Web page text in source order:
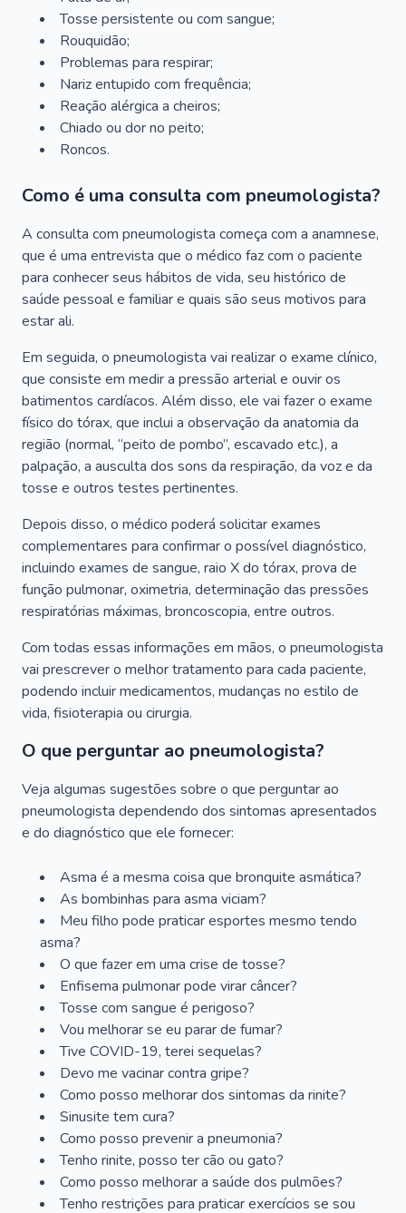
Tosse persistente ou com sangue;
Rouquidão;
Problemas para respirar;
Nariz entupido com frequência;
Reação alérgica a cheiros;
Chiado ou dor no peito;
Roncos.
Como é uma consulta com pneumologista?
A consulta com pneumologista começa com a anamnese,
que é uma entrevista que o médico faz com o paciente
para conhecer seus hábitos de vida, seu histórico de
saúde pessoal e familiar e quais são seus motivos para
estar ali.
Em seguida, o pneumologista vai realizar o exame clínico,
que consiste em medir a pressão arterial e ouvir os
batimentos cardíacos. Além disso, ele vai fazer o exame
físico do tórax, que inclui a observação da anatomia da
região (normal, “peito de pombo”, escavado etc.), a
palpação, a ausculta dos sons da respiração, da voz e da
tosse e outros testes pertinentes.
Depois disso, o médico poderá solicitar exames
complementares para confirmar o possível diagnóstico,
incluindo exames de sangue, raio X do tórax, prova de
função pulmonar, oximetria, determinação das pressões
respiratórias máximas, broncoscopia, entre outros.
Com todas essas informações em mãos, o pneumologista
vai prescrever o melhor tratamento para cada paciente,
podendo incluir medicamentos, mudanças no estilo de
vida, fisioterapia ou cirurgia.
O que perguntar ao pneumologista?
Veja algumas sugestões sobre o que perguntar ao
pneumologista dependendo dos sintomas apresentados
e do diagnóstico que ele fornecer:
Asma é a mesma coisa que bronquite asmática?
As bombinhas para asma viciam?
Meu filho pode praticar esportes mesmo tendo
asma?
O que fazer em uma crise de tosse?
Enfisema pulmonar pode virar câncer?
Tosse com sangue é perigoso?
Vou melhorar se eu parar de fumar?
Tive COVID-19, terei sequelas?
Devo me vacinar contra gripe?
Como posso melhorar dos sintomas da rinite?
Sinusite tem cura?
Como posso prevenir a pneumonia?
Tenho rinite, posso ter cão ou gato?
Como posso melhorar a saúde dos pulmões?
Tenho restrições para praticar exercícios se sou